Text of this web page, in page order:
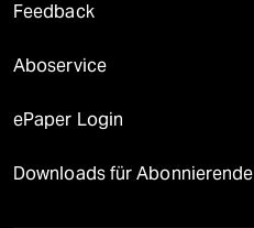
Feedback
Aboservice
ePaper Login
Downloads für Abonnierende